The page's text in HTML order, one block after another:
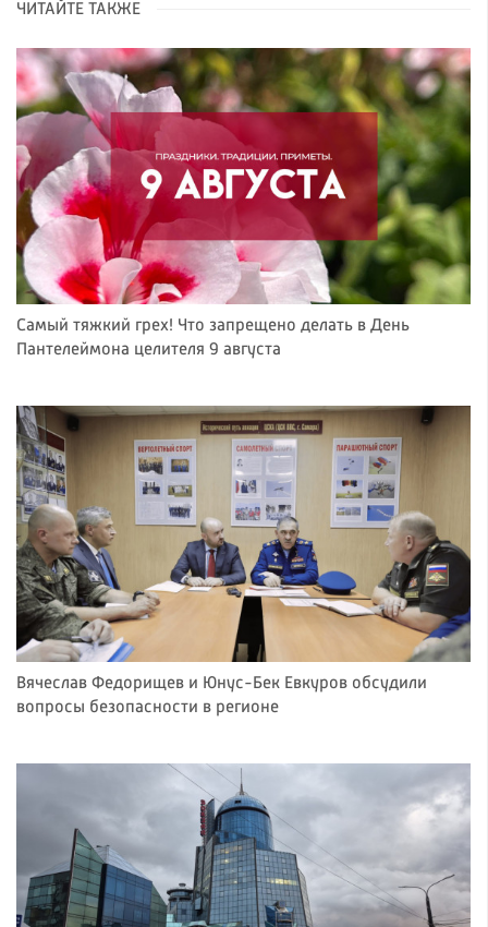
ЧИТАЙТЕ ТАКЖЕ
Самый тяжкий грех! Что запрещено делать в День
Пантелеймона целителя 9 августа
Вячеслав Федорищев и Юнус-Бек Евкуров обсудили
вопросы безопасности в регионе